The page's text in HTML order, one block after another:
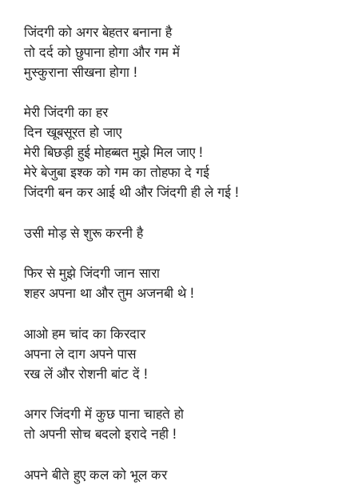
जिंदगी को अगर बेहतर बनाना है
तो दर्द को छुपाना होगा और गम में
मुस्कुराना सीखना होगा !
मेरी जिंदगी का हर
दिन खूबसूरत हो जाए
मेरी बिछड़ी हुई मोहब्बत मुझे मिल जाए !
मेरे बेजुबा इश्क को गम का तोहफा दे गई
जिंदगी बन कर आई थी और जिंदगी ही ले गई !
उसी मोड़ से शुरू करनी है
फिर से मुझे जिंदगी जान सारा
शहर अपना था और तुम अजनबी थे !
आओ हम चांद का किरदार
अपना ले दाग अपने पास
रख लें और रोशनी बांट दें !
अगर जिंदगी में कुछ पाना चाहते हो
तो अपनी सोच बदलो इरादे नही !
अपने बीते हुए कल को भूल कर